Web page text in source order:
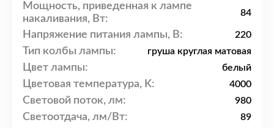
Мощность, приведенная к лампе
накаливания, Вт:
84
Напряжение питания лампы, В: 220
Тип колбы лампы: груша круглая матовая
Цвет лампы: белый
Цветовая температура, K: 4000
Световой поток, лм: 980
Светоотдача, лм/Вт: 89